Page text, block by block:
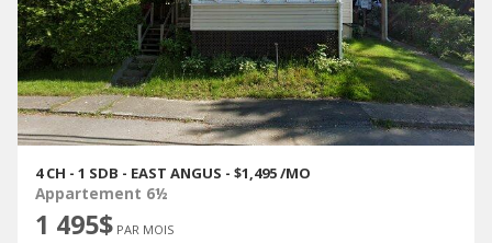
4 CH - 1 SDB - EAST ANGUS - $1,495 /MO
Appartement 6½
1 495$ PAR MOIS